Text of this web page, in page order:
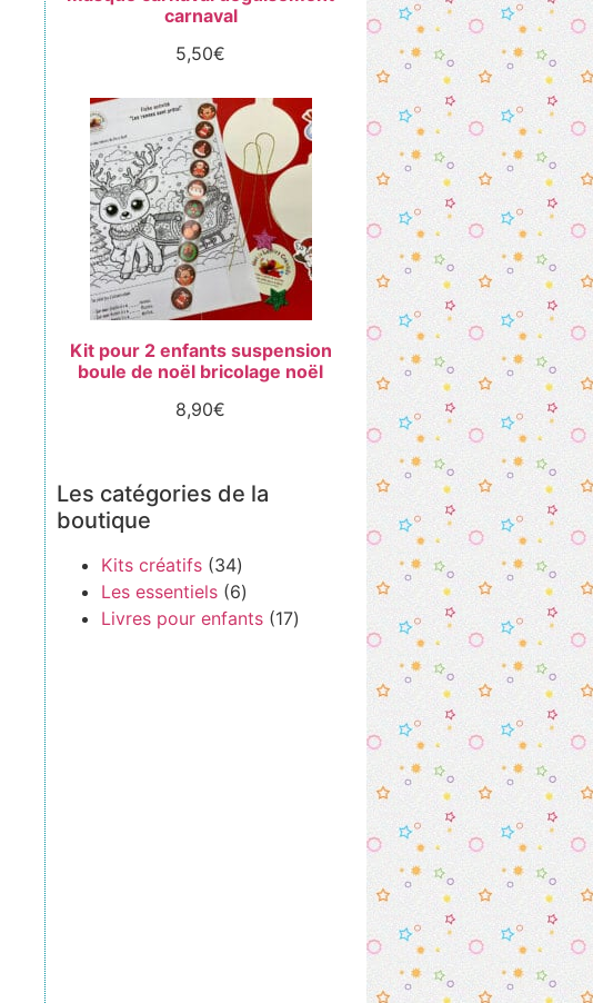
carnaval
5,50€
Kit pour 2 enfants suspension
boule de noël bricolage noël
8,90€
Les catégories de la
boutique
Kits créatifs 34
Les essentiels 6
Livres pour enfants 17